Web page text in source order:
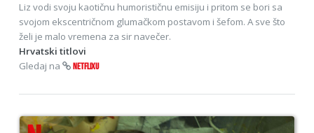
Liz vodi svoju kaotičnu humorističnu emisiju i pritom se bori sa
svojom ekscentričnom glumačkom postavom i šefom. A sve što
želi je malo vremena za sir navečer.
Hrvatski titlovi
Gledaj na
NETFLIXU